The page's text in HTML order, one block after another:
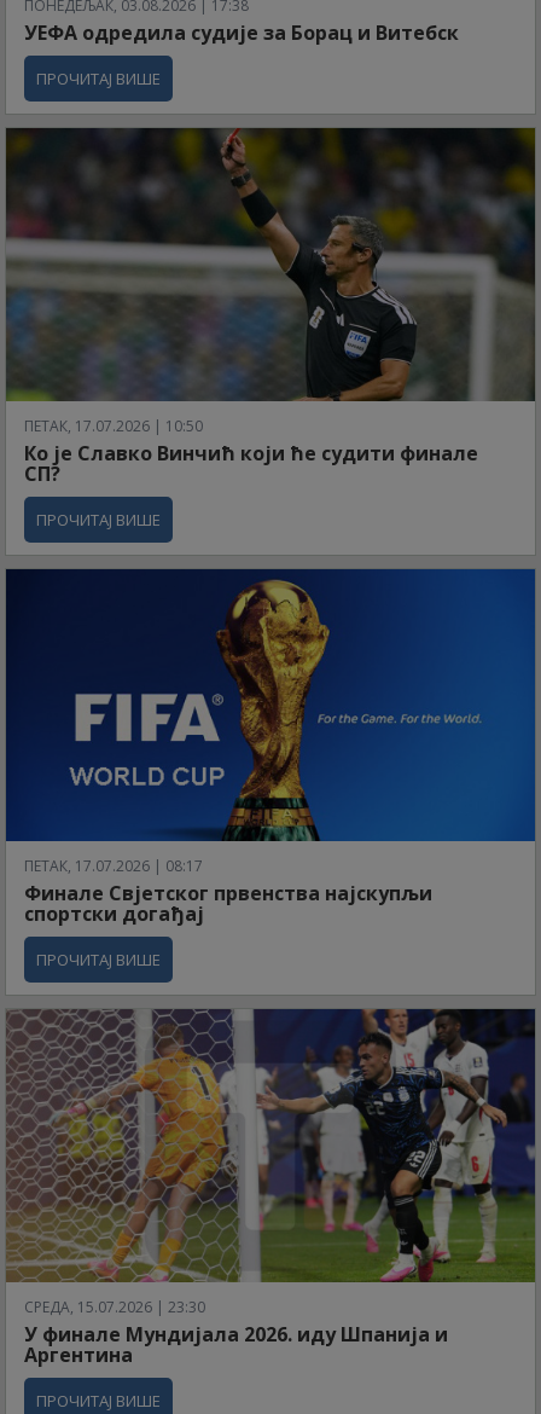
ПОНЕДЕЉАК, 03.08.2026 | 17:38
УЕФА одредила судије за Борац и Витебск
ПРОЧИТАЈ ВИШЕ
ПЕТАК, 17.07.2026 | 10:50
Ко је Славко Винчић који ће судити финале
СП?
ПРОЧИТАЈ ВИШЕ
ПЕТАК, 17.07.2026 | 08:17
Финале Свјетског првенства најскупљи
спортски догађај
ПРОЧИТАЈ ВИШЕ
СРЕДА, 15.07.2026 | 23:30
У финале Мундијала 2026. иду Шпанија и
Аргентина
ПРОЧИТАЈ ВИШЕ